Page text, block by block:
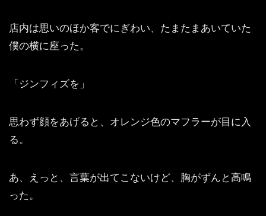
店内は思いのほか客でにぎわい、たまたまあいていた
僕の横に座った。
「ジンフィズを」
思わず顔をあげると、オレンジ色のマフラーが目に入
る。
あ、えっと、言葉が出てこないけど、胸がずんと高鳴
った。